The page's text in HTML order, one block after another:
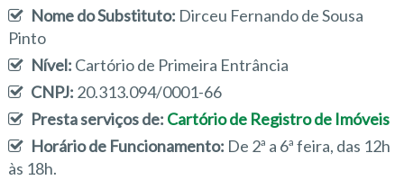
Nome do Substituto: Dirceu Fernando de Sousa
Pinto
Nível: Cartório de Primeira Entrância
CNPJ: 20.313.094/0001-66
Presta serviços de: Cartório de Registro de Imóveis
Horário de Funcionamento: De 2ª a 6ª feira, das 12h
às 18h.